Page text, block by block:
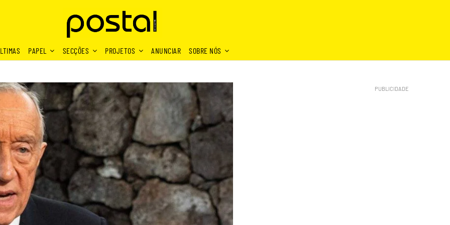
PAPEL SECÇÕES PROJETOS ANUNCIAR SOBRE NÓS